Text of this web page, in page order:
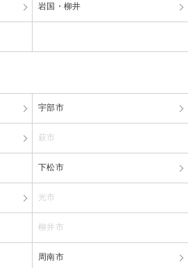
岩国・柳井
宇部市
萩市
下松市
光市
柳井市
周南市